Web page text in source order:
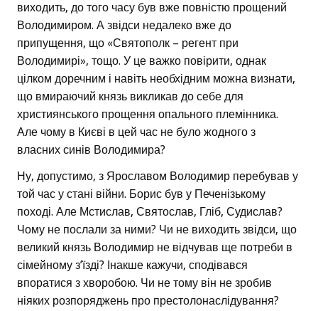
виходить, до того часу був вже повністю прощений
Володимиром. А звідси недалеко вже до
припущення, що «Святополк – регент при
Володимирі», тощо. У це важко повірити, однак
цілком доречним і навіть необхідним можна визнати,
що вмираючий князь викликав до себе для
християнського прощення опального племінника.
Але чому в Києві в цей час не було жодного з
власних синів Володимира?
Ну, допустимо, з Ярославом Володимир перебував у
той час у стані війни. Борис був у Печенізькому
поході. Але Мстислав, Святослав, Гліб, Судислав?
Чому не послали за ними? Чи не виходить звідси, що
великий князь Володимир не відчував ще потреби в
сімейному з’їзді? Інакше кажучи, сподівався
впоратися з хворобою. Чи не тому він не зробив
ніяких розпоряджень про престолонаслідування?